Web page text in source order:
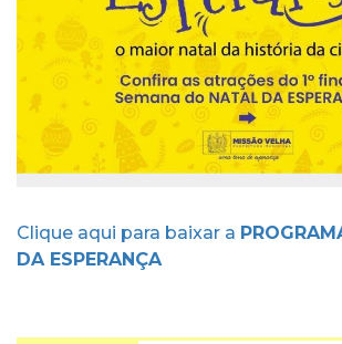
Clique aqui para baixar a
DA ESPERANÇA